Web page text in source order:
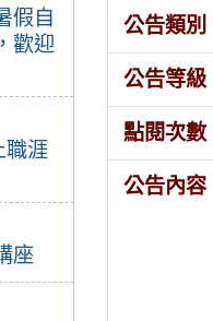
假自
歡迎
職涯
座
公告類別
公告等級
點閱次數
公告內容